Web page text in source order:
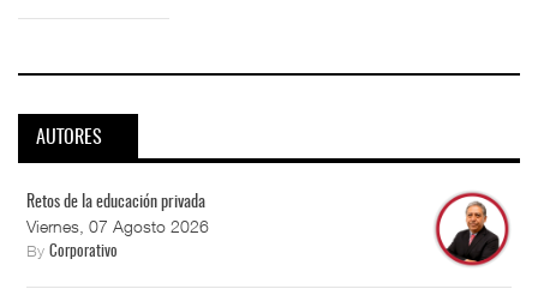
AUTORES
Retos de la educación privada
Viernes, 07 Agosto 2026
By Corporativo